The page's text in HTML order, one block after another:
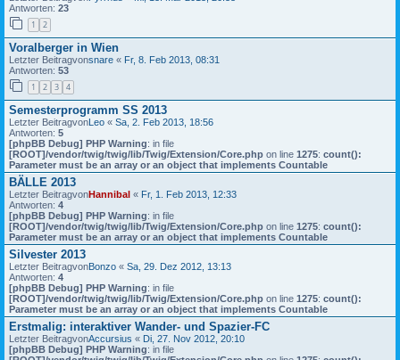
Antworten: 23
1 2
Voralberger in Wien
Letzter Beitragvonsnare « Fr, 8. Feb 2013, 08:31
Antworten: 53
1 2 3 4
Semesterprogramm SS 2013
Letzter Beitragvon Leo « Sa, 2. Feb 2013, 18:56
Antworten: 5
[phpBB Debug] PHP Warning: in file
[ROOT]/vendor/twig/twig/lib/Twig/Extension/Core.php on line 1275: count():
Parameter must be an array or an object that implements Countable
BÄLLE 2013
Letzter BeitragvonHannibal « Fr, 1. Feb 2013, 12:33
Antworten: 4
[phpBB Debug] PHP Warning: in file
[ROOT]/vendor/twig/twig/lib/Twig/Extension/Core.php on line 1275: count():
Parameter must be an array or an object that implements Countable
Silvester 2013
Letzter BeitragvonBonzo « Sa, 29. Dez 2012, 13:13
Antworten: 4
[phpBB Debug] PHP Warning: in file
[ROOT]/vendor/twig/twig/lib/Twig/Extension/Core.php on line 1275: count():
Parameter must be an array or an object that implements Countable
Erstmalig: interaktiver Wander- und Spazier-FC
Letzter BeitragvonAccursius « Di, 27. Nov 2012, 20:10
[phpBB Debug] PHP Warning: in file